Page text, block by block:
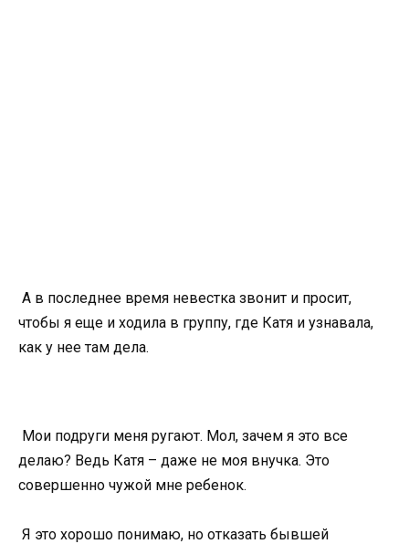
А в последнее время невестка звонит и просит,
чтобы я еще и ходила в группу, где Катя и узнавала,
как у нее там дела.
Мои подруги меня ругают. Мол, зачем я это все
делаю? Ведь Катя – даже не моя внучка. Это
совершенно чужой мне ребенок.
Я это хорошо понимаю, но отказать бывшей